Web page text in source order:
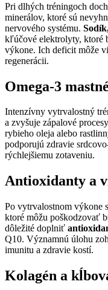
Pri dlhých tréningoch
minerálov, ktoré sú
nervového systému.
kľúčové elektrolyty, ktoré
výkone. Ich deficit môže
regenerácii.
Omega-3
Intenzívny vytrvalostný
a zvyšuje zápalové
rybieho oleja alebo
podporujú zdravie
rýchlejšiemu zotaveniu.
Antioxidanty a
Po vytrvalostnom výkone
ktoré môžu poškodzovať
dôležité doplniť
Q10. Významnú úlohu
imunitu a zdravie kostí.
Kolagén a